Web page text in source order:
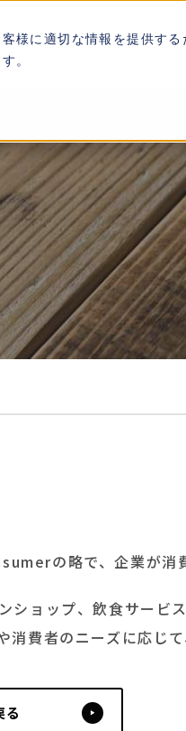
様に適切な情報を提供する
。
の略で、企業が消
ショップ、飲食サービ
消費者のニーズに応じ
る